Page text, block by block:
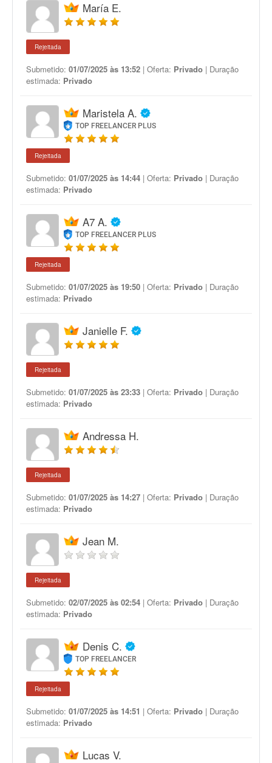
María E.
Rejeitada
Submetido: 01/07/2025 às 13:52 | Oferta: Privado | Duração
estimada: Privado
Maristela A.
TOP FREELANCER PLUS
Rejeitada
Submetido: 01/07/2025 às 14:44 | Oferta: Privado | Duração
estimada: Privado
A7 A.
TOP FREELANCER PLUS
Rejeitada
Submetido: 01/07/2025 às 19:50 | Oferta: Privado | Duração
estimada: Privado
Janielle F.
Rejeitada
Submetido: 01/07/2025 às 23:33 | Oferta: Privado | Duração
estimada: Privado
Andressa H.
Rejeitada
Submetido: 01/07/2025 às 14:27 | Oferta: Privado | Duração
estimada: Privado
Jean M.
Rejeitada
Submetido: 02/07/2025 às 02:54 | Oferta: Privado | Duração
estimada: Privado
Denis C.
TOP FREELANCER
Rejeitada
Submetido: 01/07/2025 às 14:51 | Oferta: Privado | Duração
estimada: Privado
Lucas V.